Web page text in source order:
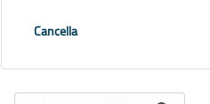
Cancella